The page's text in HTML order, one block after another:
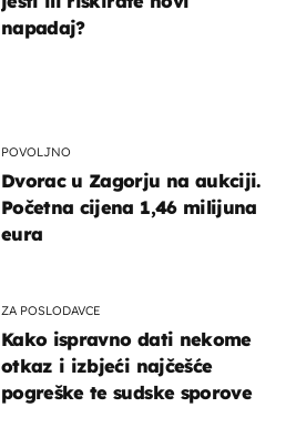
napadaj?
POVOLJNO
Dvorac u Zagorju na aukciji.
Početna cijena 1,46 milijuna
eura
ZA POSLODAVCE
Kako ispravno dati nekome
otkaz i izbjeći najčešće
pogreške te sudske sporove